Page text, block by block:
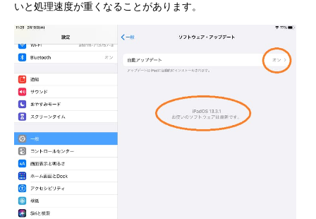
いと処理速度が重くなることがあります。